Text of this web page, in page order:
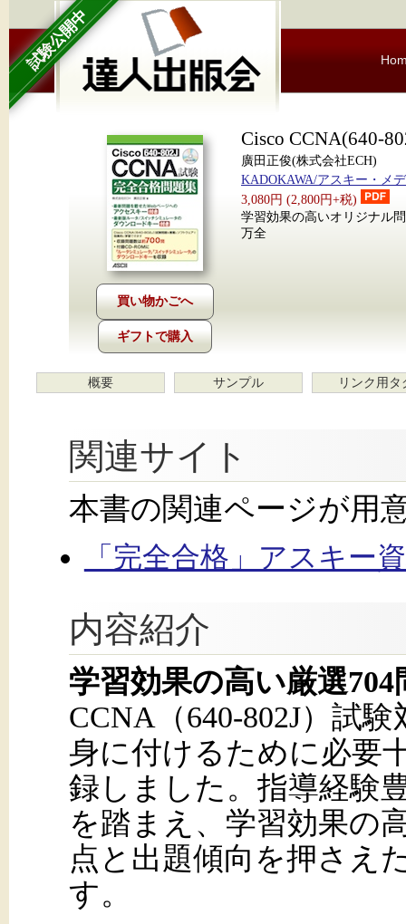
試験公開中
ギフトで購入
Cisco CCNA(640-
廣田正俊(株式会社ECH)
KADOKAWA/アスキー・メ
3,080円 (2,800円+税)
学習効果の高いオリジナル
万全
概要 サンプル リンク用タ
関連サイト
本書の関連ページが用
「完全合格」アスキー
内容紹介
学習効果の高い厳選
CCNA（640-802J）試
身に付けるために必要
録しました。指導経験
を踏まえ、学習効果の
点と出題傾向を押さえ
す。